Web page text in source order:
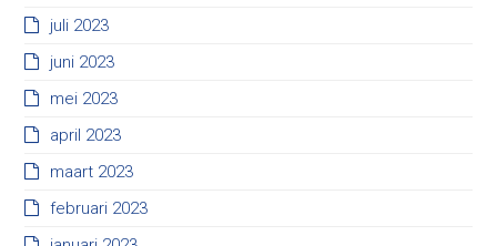
juli 2023
juni 2023
mei 2023
april 2023
maart 2023
februari 2023